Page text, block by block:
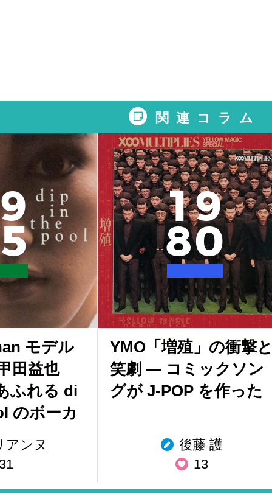
関連コラム
9
5
モデル
田益也
ふれる di
のボーカ
アンヌ
19
80
YMO「増殖」の衝撃
笑劇 ― コミックソン
グが J-POP を作った
後藤 護
13